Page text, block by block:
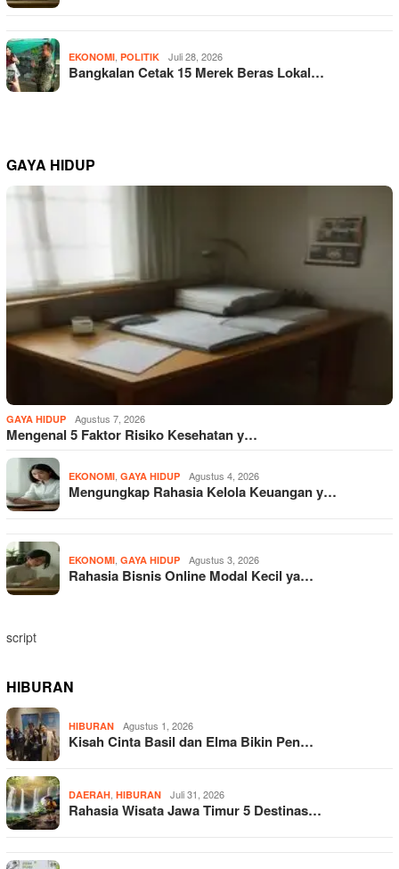
EKONOMI POLITIK Juli 28, 2026
Bangkalan Cetak 15 Merek Beras Lokal…
GAYA HIDUP
GAYA HIDUP Agustus 7, 2026
Mengenal 5 Faktor Risiko Kesehatan y…
EKONOMI GAYA HIDUP Agustus 4, 2026
Mengungkap Rahasia Kelola Keuangan y…
EKONOMI GAYA HIDUP Agustus 3, 2026
Rahasia Bisnis Online Modal Kecil ya…
script
HIBURAN
HIBURAN Agustus 1, 2026
Kisah Cinta Basil dan Elma Bikin Pen…
DAERAH HIBURAN Juli 31, 2026
Rahasia Wisata Jawa Timur 5 Destinas…